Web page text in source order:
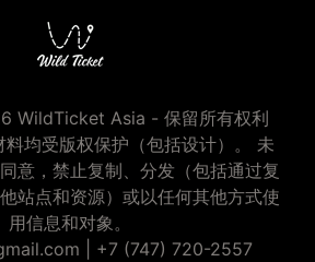
WildTicket Asia - 保留所有权利
均受版权保护（包括设计）。 未
意，禁止复制、分发（包括通过复
站点和资源）或以任何其他方式使
用信息和对象。
+7 (747) 720-2557